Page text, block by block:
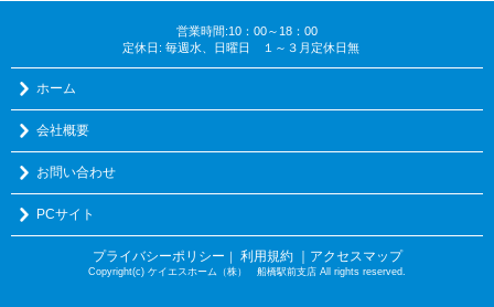
営業時間:10：00～18：00
定休日: 毎週水、日曜日 １～３月定休日無
ホーム
会社概要
お問い合わせ
PCサイト
プライバシーポリシー ｜ 利用規約 ｜アクセスマップ
Copyright(c) ケイエスホーム（株） 船橋駅前支店 All rights reserved.